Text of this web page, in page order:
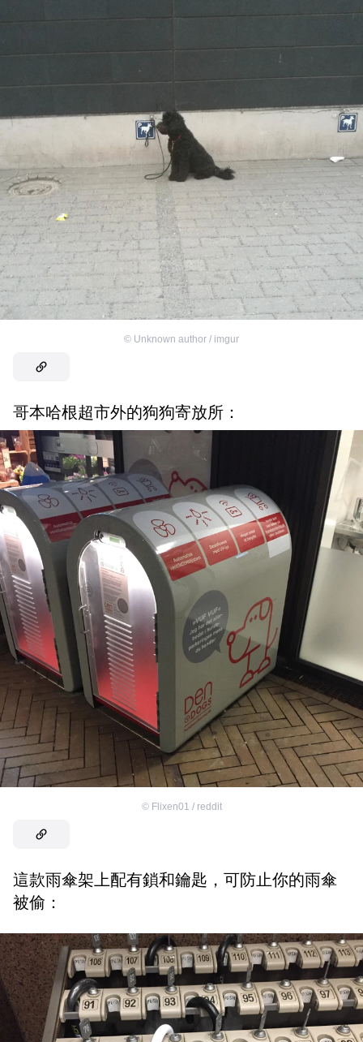
© Unknown author / imgur
哥本哈根超市外的狗狗寄放所：
© Flixen01 / reddit
這款雨傘架上配有鎖和鑰匙，可防止你的雨傘
被偷：